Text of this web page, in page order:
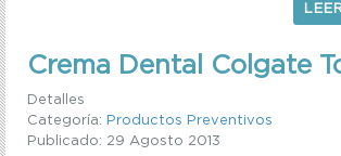
Crema Dental Colgate
Detalles
Categoría: Productos Preventivos
Publicado: 29 Agosto 2013